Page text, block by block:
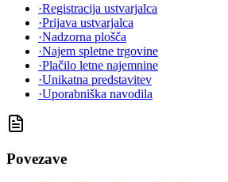
·Registracija ustvarjalca
·Prijava ustvarjalca
·Nadzorna plošča
·Najem spletne trgovine
·Plačilo letne najemnine
·Unikatna predstavitev
·Uporabniška navodila
Povezave